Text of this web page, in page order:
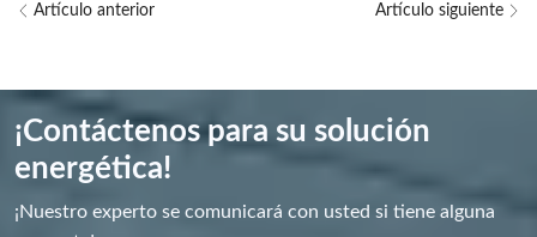
Artículo anterior Artículo siguiente
¡Contáctenos para su solución
energética!
¡Nuestro experto se comunicará con usted si tiene alguna